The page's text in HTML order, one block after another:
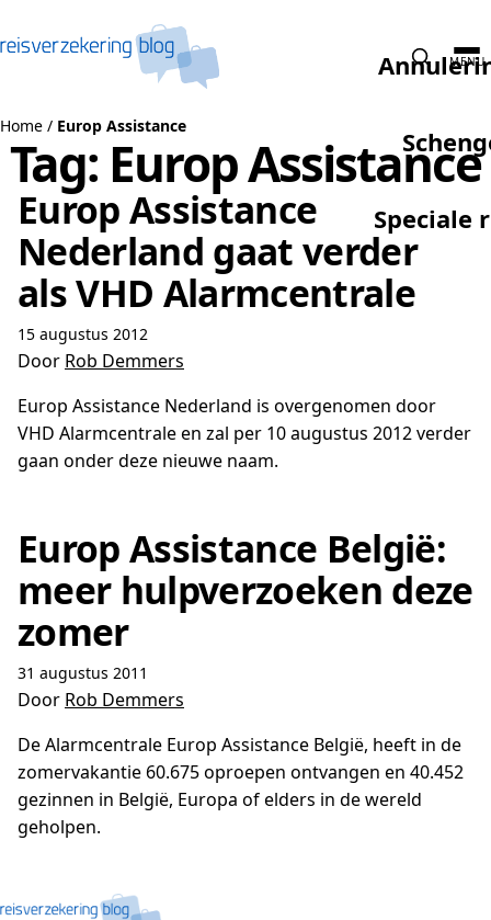
Speciale
MENU
Home / Europ Assistance
Tag: Europ Assistance
Europ Assistance
Nederland gaat verder
als VHD Alarmcentrale
15 augustus 2012
Door Rob Demmers
Europ Assistance Nederland is overgenomen door
VHD Alarmcentrale en zal per 10 augustus 2012 verder
gaan onder deze nieuwe naam.
Europ Assistance België:
meer hulpverzoeken deze
zomer
31 augustus 2011
Door Rob Demmers
De Alarmcentrale Europ Assistance België, heeft in de
zomervakantie 60.675 oproepen ontvangen en 40.452
gezinnen in België, Europa of elders in de wereld
geholpen.